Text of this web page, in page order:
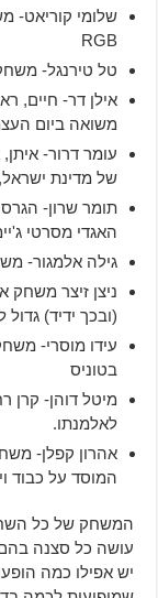
שלומי קוריאט-
RGB
טל טירנגל-
אילן דר- חיים,
משואה ביום
עומר דרור-
של מדינת
האגדי מסרטי
גילה אלמגור-
ניצן זיצר משחק
(ובכך ידיד) גדול
עידו מוסרי-
בטוניס
מיטל דוהן- קרן
לאלמנתו.
המוסד על כבוד
המשחק של כל
עושה כל סצנה
יש אפילו כמה